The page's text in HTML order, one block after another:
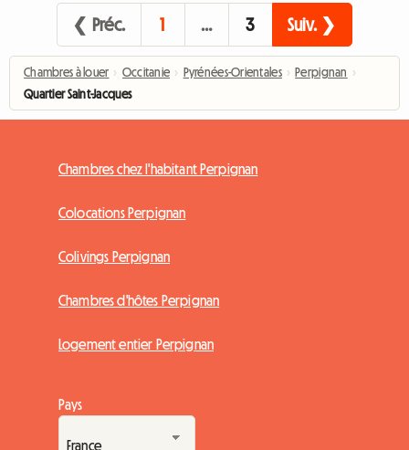
❮ Préc. 1 … 3 Suiv. ❯
Chambres à louer › Occitanie › Pyrénées-Orientales › Perpignan ›
Quartier Saint-Jacques
Chambres chez l'habitant Perpignan
Colocations Perpignan
Colivings Perpignan
Chambres d'hôtes Perpignan
Logement entier Perpignan
Pays